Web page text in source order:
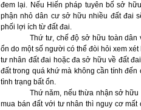
đem lại. Nếu Hiến pháp tuyên bố sở
phận nhỏ dân cư sở hữu nhiều đất đai
phối lợi ích từ đất đai.
Thứ tư, chế độ sở hữu toàn dân
ổn do một số người có thể đòi hỏi xem
tư nhân đất đai hoặc đa sở hữu về đất
đất trong quá khứ mà không cần tính
tình trạng bất ổn.
Thứ năm, nếu thừa nhận sở
mua bán đất với tư nhân thì nguy cơ